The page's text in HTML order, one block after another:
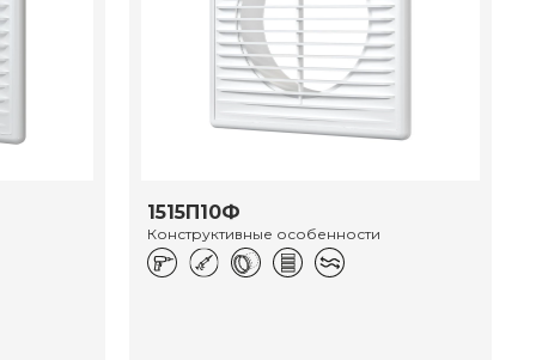
1515П10Ф
Конструктивные особенности